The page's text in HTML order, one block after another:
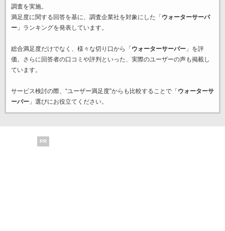
調査を実施。
満足度に関する回答を基に、調査企業社を対象にした「 ウォーターサーバ
ー」ランキングを発表しています。
総合満足度だけでなく、様々な切り口から「 ウォーターサーバー」を評
価。さらに回答者の口コミや評判といった、実際のユーザーの声も掲載し
ています。
サービス検討の際、“ユーザー満足度”からも比較することで「 ウォーターサ
ーバー」選びにお役立てください。
PR